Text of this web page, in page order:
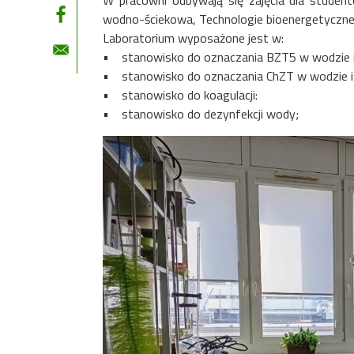
wodno-ściekowa, Technologie
Laboratorium wyposażone jest w:
• stanowisko do oznaczania BZT5 w wodzie
• stanowisko do oznaczania ChZT w wodzie i
• stanowisko do koagulacji:
• stanowisko do dezynfekcji wody;